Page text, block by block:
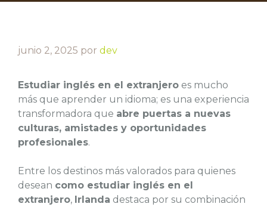
junio 2, 2025 por dev
Estudiar inglés en el extranjero es mucho
más que aprender un idioma; es una experiencia
transformadora que abre puertas a nuevas
culturas, amistades y oportunidades
profesionales.
Entre los destinos más valorados para quienes
desean como estudiar inglés en el
extranjero, Irlanda destaca por su combinación